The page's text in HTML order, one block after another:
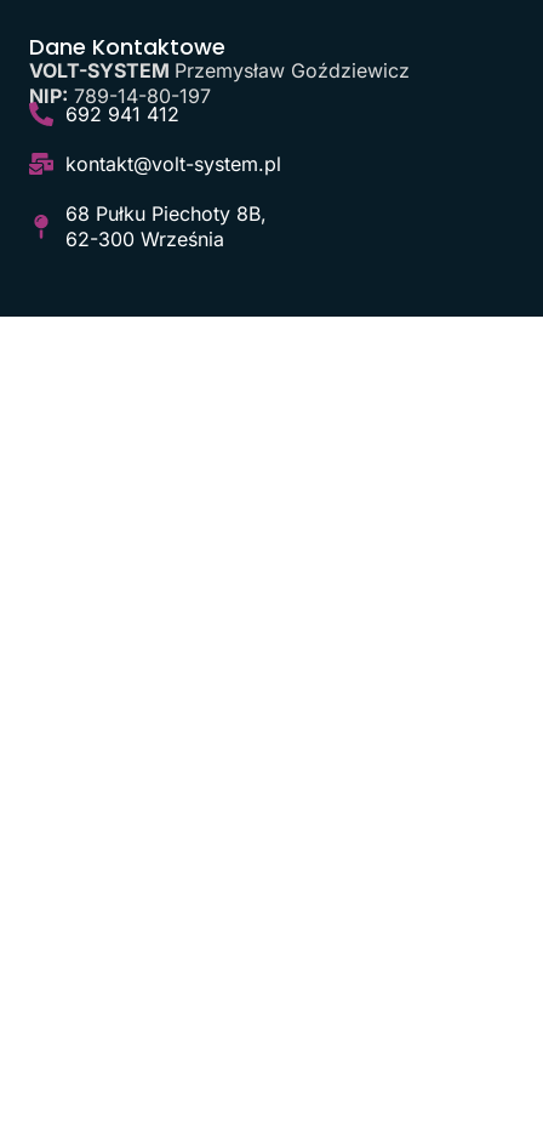
Dane Kontaktowe
VOLT-SYSTEM Przemysław Goździewicz
NIP: 789-14-80-197
692 941 412
kontakt@volt-system.pl
68 Pułku Piechoty 8B,
62-300 Września